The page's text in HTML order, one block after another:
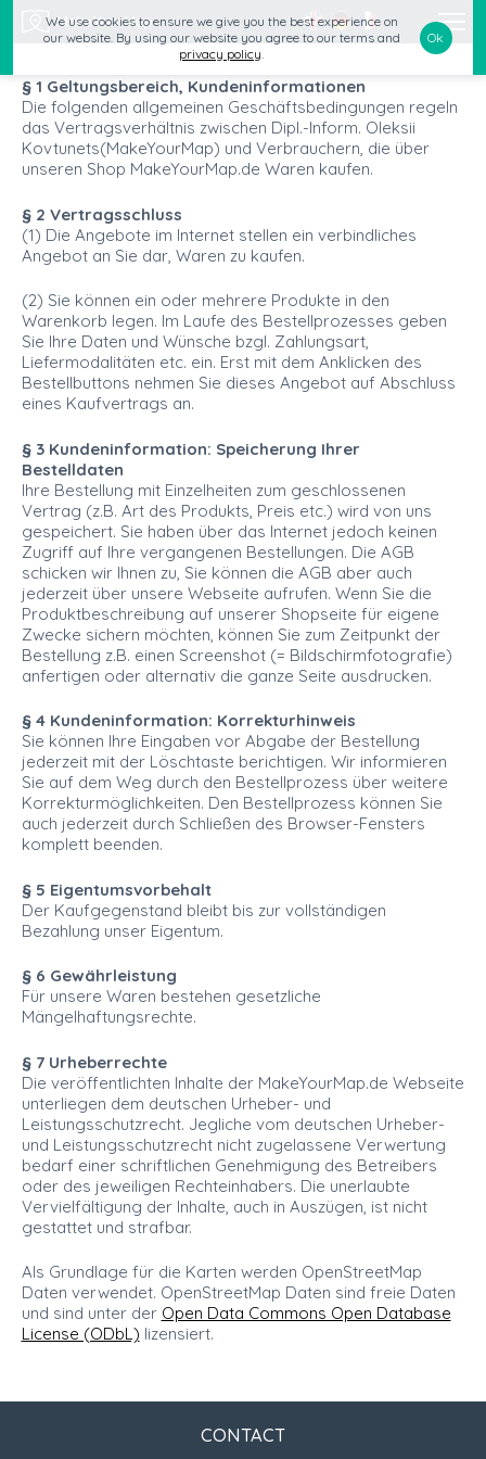
§ 1 Geltungsbereich, Kundeninformationen
Die folgenden allgemeinen Geschäftsbedingungen regeln
das Vertragsverhältnis zwischen Dipl.-Inform. Oleksii
Kovtunets(MakeYourMap) und Verbrauchern, die über
unseren Shop MakeYourMap.de Waren kaufen.
§ 2 Vertragsschluss
(1) Die Angebote im Internet stellen ein verbindliches
Angebot an Sie dar, Waren zu kaufen.
(2) Sie können ein oder mehrere Produkte in den
Warenkorb legen. Im Laufe des Bestellprozesses geben
Sie Ihre Daten und Wünsche bzgl. Zahlungsart,
Liefermodalitäten etc. ein. Erst mit dem Anklicken des
Bestellbuttons nehmen Sie dieses Angebot auf Abschluss
eines Kaufvertrags an.
§ 3 Kundeninformation: Speicherung Ihrer
Bestelldaten
Ihre Bestellung mit Einzelheiten zum geschlossenen
Vertrag (z.B. Art des Produkts, Preis etc.) wird von uns
gespeichert. Sie haben über das Internet jedoch keinen
Zugriff auf Ihre vergangenen Bestellungen. Die AGB
schicken wir Ihnen zu, Sie können die AGB aber auch
jederzeit über unsere Webseite aufrufen. Wenn Sie die
Produktbeschreibung auf unserer Shopseite für eigene
Zwecke sichern möchten, können Sie zum Zeitpunkt der
Bestellung z.B. einen Screenshot (= Bildschirmfotografie)
anfertigen oder alternativ die ganze Seite ausdrucken.
§ 4 Kundeninformation: Korrekturhinweis
Sie können Ihre Eingaben vor Abgabe der Bestellung
jederzeit mit der Löschtaste berichtigen. Wir informieren
Sie auf dem Weg durch den Bestellprozess über weitere
Korrekturmöglichkeiten. Den Bestellprozess können Sie
auch jederzeit durch Schließen des Browser-Fensters
komplett beenden.
§ 5 Eigentumsvorbehalt
Der Kaufgegenstand bleibt bis zur vollständigen
Bezahlung unser Eigentum.
§ 6 Gewährleistung
Für unsere Waren bestehen gesetzliche
Mängelhaftungsrechte.
§ 7 Urheberrechte
Die veröffentlichten Inhalte der MakeYourMap.de Webseite
unterliegen dem deutschen Urheber- und
Leistungsschutzrecht. Jegliche vom deutschen Urheber-
und Leistungsschutzrecht nicht zugelassene Verwertung
bedarf einer schriftlichen Genehmigung des Betreibers
oder des jeweiligen Rechteinhabers. Die unerlaubte
Vervielfältigung der Inhalte, auch in Auszügen, ist nicht
gestattet und strafbar.
Als Grundlage für die Karten werden OpenStreetMap
Daten verwendet. OpenStreetMap Daten sind freie Daten
und sind unter der Open Data Commons Open Database
License (ODbL) lizensiert.
CONTACT
We use cookies to ensure we give you the best experience on
our website. By using our website you agree to our terms and
privacy policy.
Ok